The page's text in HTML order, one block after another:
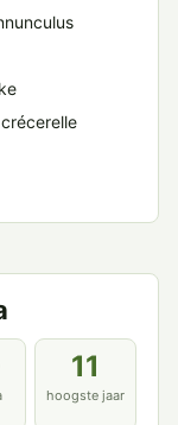
11
hoogste jaar